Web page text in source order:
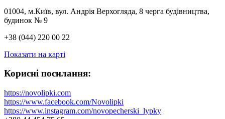
01004, м.Київ, вул. Андрія Верхогляда, 8 черга будівництва,
будинок № 9
+38 (044) 220 00 22
Показати на карті
Корисні посилання:
https://novolipki.com
https://www.facebook.com/Novolipki
https://www.instagram.com/novopecherski_lypky